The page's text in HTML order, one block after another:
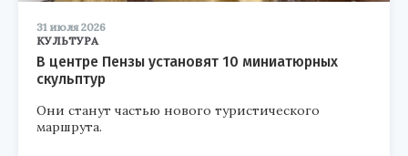
31 июля 2026
КУЛЬТУРА
В центре Пензы установят 10 миниатюрных
скульптур
Они станут частью нового туристического
маршрута.